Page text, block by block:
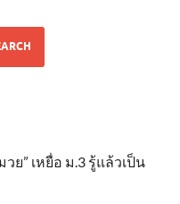
ย” เหยื่อ ม.3 รู้แล้วเป็น